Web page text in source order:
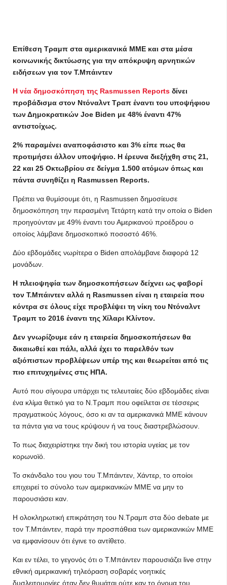
Επίθεση Τραμπ στα αμερικανικά ΜΜΕ και στα μέσα
κοινωνικής δικτύωσης για την απόκρυψη αρνητικών
ειδήσεων για τον Τ.Μπάιντεν
H νέα δημοσκόπηση της Rasmussen Reports δίνει
προβάδισμα στον Ντόναλντ Τραπ έναντι του υποψήφιου
των Δημοκρατικών Joe Biden με 48% έναντι 47%
αντιστοίχως.
2% παραμένει αναποφάσιστο και 3% είπε πως θα
προτιμήσει άλλον υποψήφιο. Η έρευνα διεξήχθη στις 21,
22 και 25 Οκτωβρίου σε δείγμα 1.500 ατόμων όπως και
πάντα συνηθίζει η Rasmussen Reports.
Πρέπει να θυμίσουμε ότι, η Rasmussen δημοσίευσε
δημοσκόπηση την περασμένη Τετάρτη κατά την οποία ο Biden
προηγούνταν με 49% έναντι του Αμερικανού προέδρου ο
οποίος λάμβανε δημοσκοπικό ποσοστό 46%.
Δύο εβδομάδες νωρίτερα ο Βiden απολάμβανε διαφορά 12
μονάδων.
Η πλειοψηφία των δημοσκοπήσεων δείχνει ως φαβορί
τον Τ.Μπάιντεν αλλά η Rasmussen είναι η εταιρεία που
κόντρα σε όλους είχε προβλέψει τη νίκη του Ντόναλντ
Τραμπ το 2016 έναντι της Χίλαρι Κλίντον.
Δεν γνωρίζουμε εάν η εταιρεία δημοσκοπήσεων θα
δικαιωθεί και πάλι, αλλά έχει το παρελθόν των
αξιόπιστων προβλέψεων υπέρ της και θεωρείται από τις
πιο επιτυχημένες στις ΗΠΑ.
Αυτό που σίγουρα υπάρχει τις τελευταίες δύο εβδομάδες είναι
ένα κλίμα θετικό για το Ν.Τραμπ που οφείλεται σε τέσσερις
πραγματικούς λόγους, όσο κι αν τα αμερικανικά ΜΜΕ κάνουν
τα πάντα για να τους κρύψουν ή να τους διαστρεβλώσουν.
Το πως διαχειρίστηκε την δική του ιστορία υγείας με τον
κορωνοϊό.
Το σκάνδαλο του γιου του Τ.Μπάιντεν, Χάντερ, το οποίοι
επιχειρεί το σύνολο των αμερικανικών ΜΜΕ να μην το
παρουσιάσει καν.
Η ολοκληρωτική επικράτηση του Ν.Τραμπ στα δύο debate με
τον Τ.Μπάιντεν, παρά την προσπάθεια των αμερικανικών ΜΜΕ
να εμφανίσουν ότι έγινε το αντίθετο.
Και εν τέλει, το γεγονός ότι ο Τ.Μπάιντεν παρουσιάζει live στην
εθνική αμερικανική τηλεόραση σοβαρές νοητικές
δυσλειτουργίες όταν δεν θυμάται ούτε καν το όνομα του